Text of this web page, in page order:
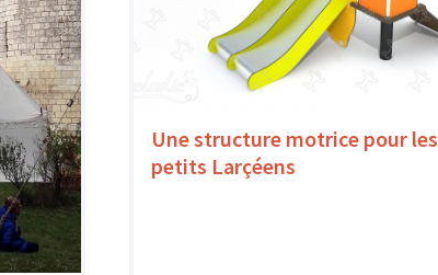
Une structure motrice pour les
petits Larçéens